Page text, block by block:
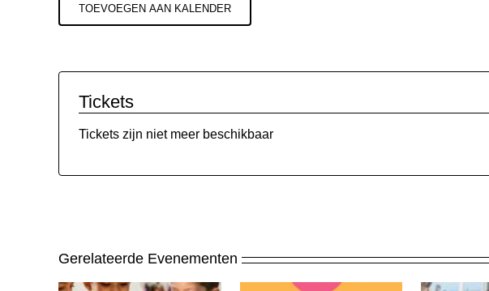
TOEVOEGEN AAN KALENDER
Tickets
Tickets zijn niet meer beschikbaar
Gerelateerde Evenementen